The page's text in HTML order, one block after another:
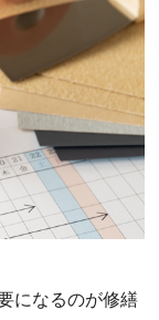
になるのが修繕